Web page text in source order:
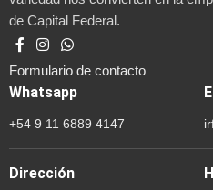
de Capital Federal.
Formulario de contacto
Whatsapp
+54 9 11 6889 4147
Dirección